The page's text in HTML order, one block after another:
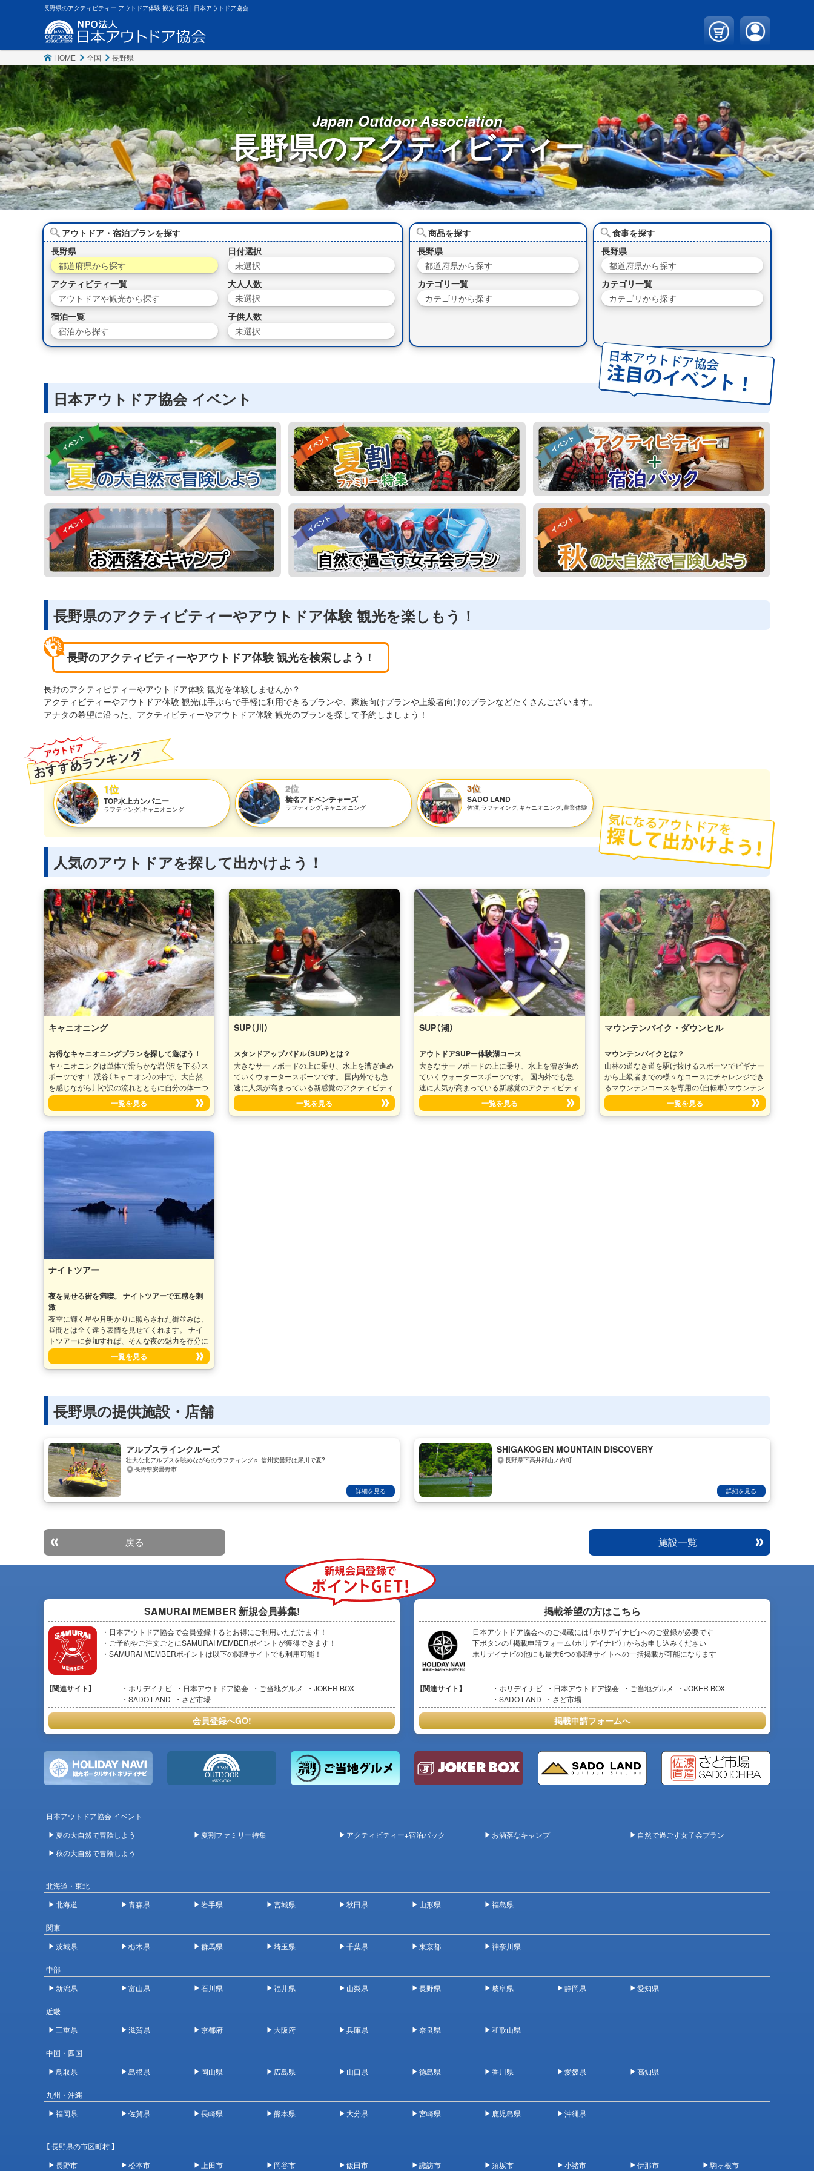
長野県のアクティビティー アウトドア体験 観光 宿泊 | 日本アウトドア協会
HOME 全国 長野県
Japan Outdoor Association
長野県のアクティビティー
アウトドア・宿泊プランを探す
長野県
都道府県から探す
アクティビティ一覧
アウトドアや観光から探す
宿泊一覧
宿泊から探す
日付選択
未選択
大人人数
未選択
子供人数
未選択
商品を探す
長野県
都道府県から探す
カテゴリ一覧
カテゴリから探す
食事を探す
長野県
都道府県から探す
カテゴリ一覧
カテゴリから探す
日本アウトドア協会 イベント
長野県のアクティビティーやアウトドア体験 観光を楽しもう！
長野のアクティビティーやアウトドア体験 観光を検索しよう！
長野のアクティビティーやアウトドア体験 観光を体験しませんか？
アクティビティーやアウトドア体験 観光は手ぶらで手軽に利用できるプランや、家族向けプランや上級者向けのプランなどたくさんございます。
アナタの希望に沿った、アクティビティーやアウトドア体験 観光のプランを探して予約しましょう！
1位
TOP水上カンパニー
ラフティング,キャニオニング
2位
榛名アドベンチャーズ
ラフティング,キャニオニング
3位
SADO LAND
佐渡,ラフティング,キャニオニング,農業体験
人気のアウトドアを探して出かけよう！
キャニオニング
お得なキャニオニングプランを探して遊ぼう！
キャニオニングは単体で滑らかな岩（沢を下る）ス
ポーツです！ 渓谷（キャニオン）の中で、大自然
を感じながら川や沢の流れとともに自分の体一つ
で渓谷を下るアウトドアアクティビティです。
発祥地はフランスでヨーロッパでは古くから親し
まれており、今では世界中で楽しまれています♪
水流により削られてできた岩から天然のウォータ
ースライダーを滑って遊んだり、大きな天然プー
一覧を見る
SUP（川）
スタンドアップパドル（SUP）とは？
大きなサーフボードの上に乗り、水上を漕ぎ進め
ていくウォータースポーツです。 国内外でも急
速に人気が高まっている新感覚のアクティビティ
です！ 波に乗ることはもちろん、水面上をゆっ
たりとクルージング、慣れてくれば 友達とレー
スしたりも出来ちゃいます♪ また、不安定なボー
一覧を見る
SUP（湖）
アウトドアSUPー体験湖コース
大きなサーフボードの上に乗り、水上を漕ぎ進め
ていくウォータースポーツです。 国内外でも急
速に人気が高まっている新感覚のアクティビティ
です！ 波に乗ることはもちろん、水面上をゆっ
たりとクルージング、慣れてくれば 友達とレー
スしたりも出来ちゃいます♪ また、不安定なボー
一覧を見る
マウンテンバイク・ダウンヒル
マウンテンバイクとは？
山林の道なき道を駆け抜けるスポーツでビギナー
から上級者までの様々なコースにチャレンジでき
るマウンテンコースを専用の（自転車）マウンテン
バイクで走る、駆け抜けるスポーツは爽快な気分
を味わえる事、間違いなしのアウトドア体験で
す。
一覧を見る
ナイトツアー
夜を見せる街を満喫。 ナイトツアーで五感を刺
激
夜空に輝く星や月明かりに照らされた街並みは、
昼間とは全く違う表情を見せてくれます。 ナイ
トツアーに参加すれば、そんな夜の魅力を存分に
味わうことができます。 ナイトツアーは、誰で
も気軽に楽しめるアクティビティです。 特別な
知識や経験は必要ありません。家族や友人と、ワ
一覧を見る
長野県の提供施設・店舗
アルプスラインクルーズ
壮大な北アルプスを眺めながらのラフティング♬ 信州安曇野は犀川で夏?
長野県安曇野市
詳細を見る
SHIGAKOGEN MOUNTAIN DISCOVERY
長野県下高井郡山ノ内町
詳細を見る
戻る 施設一覧
SAMURAI MEMBER 新規会員募集!
・日本アウトドア協会で会員登録するとお得にご利用いただけます！
・ご予約やご注文ごとにSAMURAI MEMBERポイントが獲得できます！
・SAMURAI MEMBERポイントは以下の関連サイトでも利用可能！
【関連サイト】 ホリデイナビ 日本アウトドア協会 ご当地グルメ
JOKER BOX
SADO LAND
さど市場
会員登録へGO!
掲載希望の方はこちら
日本アウトドア協会へのご掲載には「ホリデイナビ」へのご登録が必要です
下ボタンの「掲載申請フォーム（ホリデイナビ）」からお申し込みください
ホリデイナビの他にも最大6つの関連サイトへの一括掲載が可能になります
【関連サイト】 ホリデイナビ 日本アウトドア協会 ご当地グルメ
JOKER BOX
SADO LAND
さど市場
掲載申請フォームへ
日本アウトドア協会 イベント
夏の大自然で冒険しよう
夏割ファミリー特集 アクティビティー+宿泊パック お洒落なキャンプ
自然で過ごす女子会プラン
秋の大自然で冒険しよう
北海道・東北
北海道
青森県 岩手県 宮城県 秋田県 山形県 福島県
関東
茨城県
栃木県 群馬県 埼玉県 千葉県 東京都 神奈川県
中部
新潟県
富山県 石川県 福井県 山梨県 長野県 岐阜県 静岡県 愛知県
近畿
三重県
滋賀県 京都府 大阪府 兵庫県 奈良県 和歌山県
中国・四国
鳥取県
島根県 岡山県 広島県 山口県 徳島県 香川県 愛媛県 高知県
九州・沖縄
福岡県
佐賀県 長崎県 熊本県 大分県 宮崎県 鹿児島県 沖縄県
【 長野県の市区町村 】
長野市
松本市 上田市 岡谷市 飯田市 諏訪市 須坂市 小諸市 伊那市 駒ヶ根市